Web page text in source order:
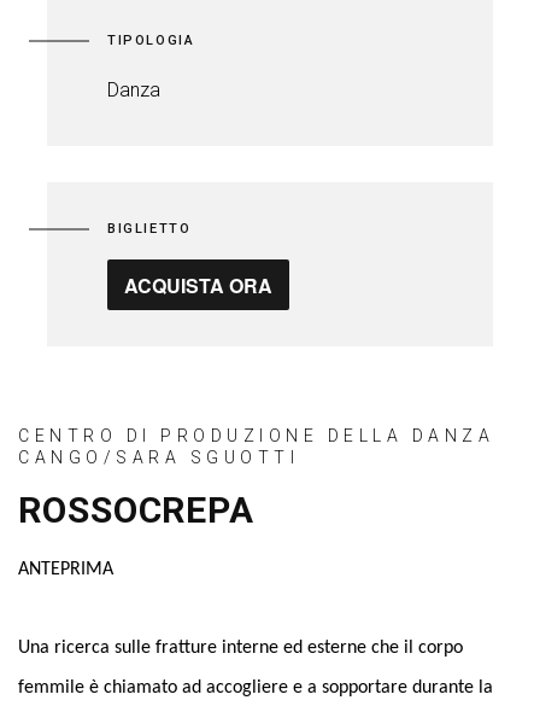
TIPOLOGIA
Danza
BIGLIETTO
ACQUISTA ORA
CENTRO DI PRODUZIONE DELLA DANZA
CANGO/SARA SGUOTTI
ROSSOCREPA
ANTEPRIMA
Una ricerca sulle fratture interne ed esterne che il corpo
femmile è chiamato ad accogliere e a sopportare durante la